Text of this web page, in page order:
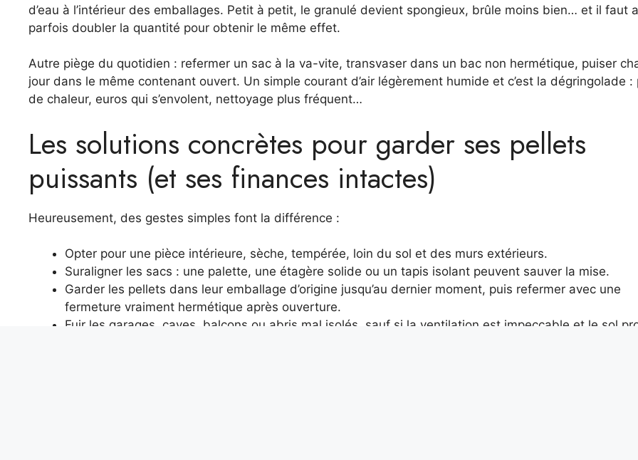
d’eau à l’intérieur des emballages. Petit à petit, le granulé devient spongieux, brûle moins bien… et il faut
parfois doubler la quantité pour obtenir le même effet.
Autre piège du quotidien : refermer un sac à la va-vite, transvaser dans un bac non hermétique, puiser
jour dans le même contenant ouvert. Un simple courant d’air légèrement humide et c’est la dégringolade :
de chaleur, euros qui s’envolent, nettoyage plus fréquent…
Les solutions concrètes pour garder ses pellets
puissants (et ses finances intactes)
Heureusement, des gestes simples font la différence :
Opter pour une pièce intérieure, sèche, tempérée, loin du sol et des murs extérieurs.
Suraligner les sacs : une palette, une étagère solide ou un tapis isolant peuvent sauver la mise.
Garder les pellets dans leur emballage d’origine jusqu’au dernier moment, puis refermer avec une
fermeture vraiment hermétique après ouverture.
Fuir les garages, caves, balcons ou abris mal isolés, sauf si la ventilation est impeccable et le sol